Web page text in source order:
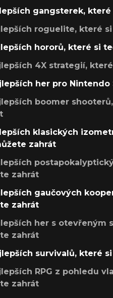
gangsterek,
roguelite, které
hororů, které si
4X strategií,
her pro Nintendo
boomer
klasických
zahrát
zahrát
gaučových
zahrát
her s otevřeným
zahrát
survivalů, které
RPG z pohledu
zahrát